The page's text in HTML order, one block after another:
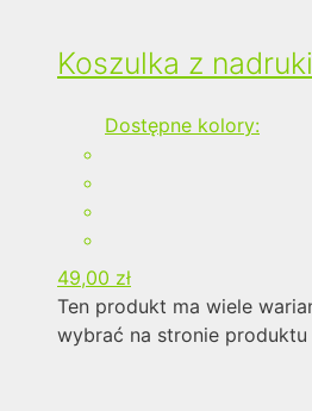
Koszulka z
Dostępne kolory:
49,00 zł
Ten produkt ma wiele
wybrać na stronie produktu